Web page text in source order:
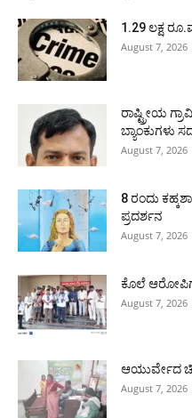
1.29 ಲಕ್ಷ
August 7, 2026
ರಾಷ್ಟ್ರೀಯ
ಬ್ಯಾಂಕುಗಳು
August 7, 2026
8 ರಂದು
ಪ್ರದರ್ಶನ
August 7, 2026
ಕೊಲೆ
August 7, 2026
ಆಯುರ್ವೇದ
August 7, 2026